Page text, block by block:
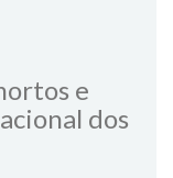
e
dos